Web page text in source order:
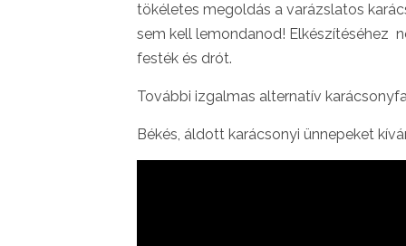
tökéletes megoldás a varázslatos
sem kell lemondanod! Elkészítéséhez
festék és drót.
További izgalmas alternatív
Békés, áldott karácsonyi ünnepeket